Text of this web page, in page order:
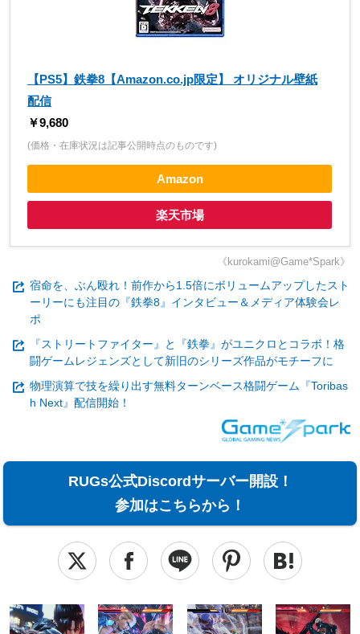
【PS5】鉄拳8【Amazon.co.jp限定】 オリジナル壁紙
配信
￥9,680
(価格・在庫状況は記事公開時点のものです)
Amazon
楽天市場
《kurokami@Game*Spark》
宿命を、ぶん殴れ！前作から1.5倍にボリュームアップしたスト
ーリーにも注目の『鉄拳8』インタビュー＆メディア体験会レ
ポ
『ストリートファイター』と『鉄拳』がユニクロとコラボ！格
闘ゲームレジェンズとして新旧のシリーズ作品がモチーフに
物理演算で技を繰り出す無料ターンベース格闘ゲーム『Toribas
h Next』配信開始！
RUGs公式Discordサーバー開設！
参加はこちらから！